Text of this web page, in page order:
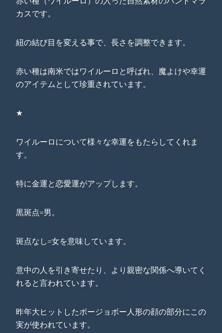
カスです。
紐の結び目を変える事で、長さを調整できます。
赤い種は南米ではワイルーロと呼ばれ、魔よけや幸運
のアイテムとして珍重されています。
★
ワイルーロについて様々な幸運をもたらしてくれま
す。
特に金運と恋愛運がアップします。
黒斑点=男。
斑点なし=女を意味しています。
意中の人を引き寄せたり、より親密な関係へ導いてく
れると言われています。
昨年大ヒットしたボージョボー人形の顔の部分にこの
実が使われています。